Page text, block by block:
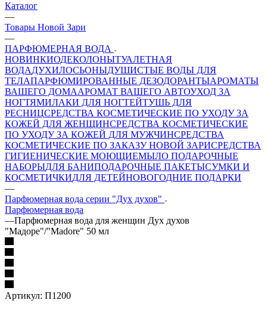
Каталог
—
Товары Новой Зари
—
ПАРФЮМЕРНАЯ ВОДА
НОВИНКИОДЕКОЛОНЫТУАЛЕТНАЯ
ВОДАДУХИЛОСЬОНЫДУШИСТЫЕ ВОДЫ ДЛЯ
ТЕЛАПАРФЮМИРОВАННЫЕ ДЕЗОДОРАНТЫАРОМАТЫ
ВАШЕГО ДОМААРОМАТ ВАШЕГО АВТОУХОД ЗА
НОГТЯМИЛАКИ ДЛЯ НОГТЕЙТУШЬ ДЛЯ
РЕСНИЦСРЕДСТВА КОСМЕТИЧЕСКИЕ ПО УХОДУ ЗА
КОЖЕЙ ДЛЯ ЖЕНЩИНСРЕДСТВА КОСМЕТИЧЕСКИЕ
ПО УХОДУ ЗА КОЖЕЙ ДЛЯ МУЖЧИНСРЕДСТВА
КОСМЕТИЧЕСКИЕ ПО ЗАКАЗУ НОВОЙ ЗАРИСРЕДСТВА
ГИГИЕНИЧЕСКИЕ МОЮЩИЕМЫЛО ПОДАРОЧНЫЕ
НАБОРЫДЛЯ БАНИПОДАРОЧНЫЕ ПАКЕТЫСУМКИ И
КОСМЕТИЧКИДЛЯ ДЕТЕЙНОВОГОДНИЕ ПОДАРКИ
—
Парфюмерная вода серии "Дух духов"
Парфюмерная вода
—Парфюмерная вода для женщин Дух духов
"Мадоре"/"Madore" 50 мл
Артикул: П1200